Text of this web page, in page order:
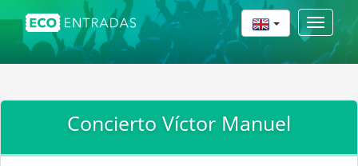
Toggle
Concierto Víctor Manuel